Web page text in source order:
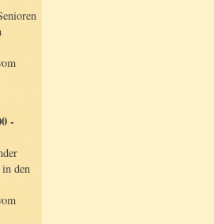
-
den